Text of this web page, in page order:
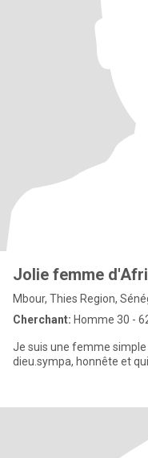
Jolie femme
Mbour, Thies Region,
Cherchant: Homme 30 -
Je suis une femme